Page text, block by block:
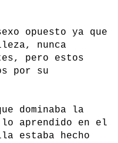
opuesto ya que
nunca
pero estos
por su
dominaba la
aprendido en el
estaba hecho